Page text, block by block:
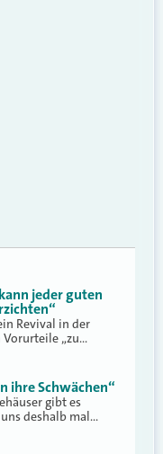
jeder guten
Revival in der
„zu…
ihre Schwächen“
gibt es
deshalb mal…